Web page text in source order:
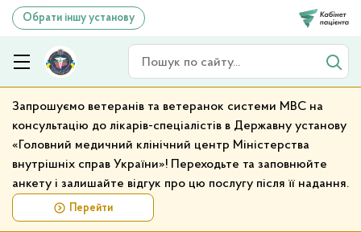
Обрати іншу установу
Запрошуємо ветеранів та ветеранок системи МВС на
консультацію до лікарів-спеціалістів в Державну установу
«Головний медичний клінічний центр Міністерства
внутрішніх справ України»! Переходьте та заповнюйте
анкету і залишайте відгук про цю послугу після її надання.
Перейти